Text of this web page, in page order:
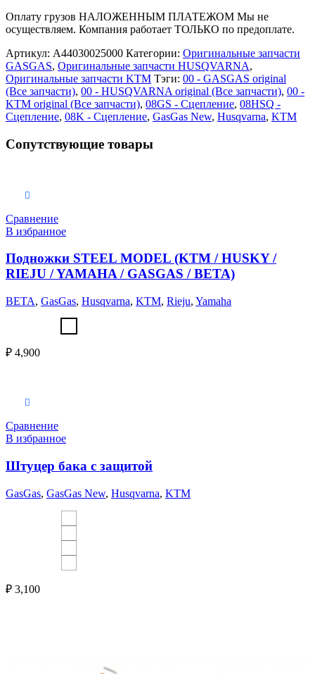
Оплату грузов НАЛОЖЕННЫМ ПЛАТЕЖОМ Мы не
осуществляем. Компания работает ТОЛЬКО по предоплате.
Артикул: A44030025000 Категории: Оригинальные запчасти
GASGAS, Оригинальные запчасти HUSQVARNA,
Оригинальные запчасти KTM Тэги: 00 - GASGAS original
(Все запчасти), 00 - HUSQVARNA original (Все запчасти), 00 -
KTM original (Все запчасти), 08GS - Сцепление, 08HSQ -
Сцепление, 08K - Сцепление, GasGas New, Husqvarna, KTM
Сопутствующие товары
Сравнение
В избранное
Подножки STEEL MODEL (KTM / HUSKY /
RIEJU / YAMAHA / GASGAS / BETA)
BETA, GasGas, Husqvarna, KTM, Rieju, Yamaha
₽ 4,900
Сравнение
В избранное
Штуцер бака с защитой
GasGas, GasGas New, Husqvarna, KTM
₽ 3,100